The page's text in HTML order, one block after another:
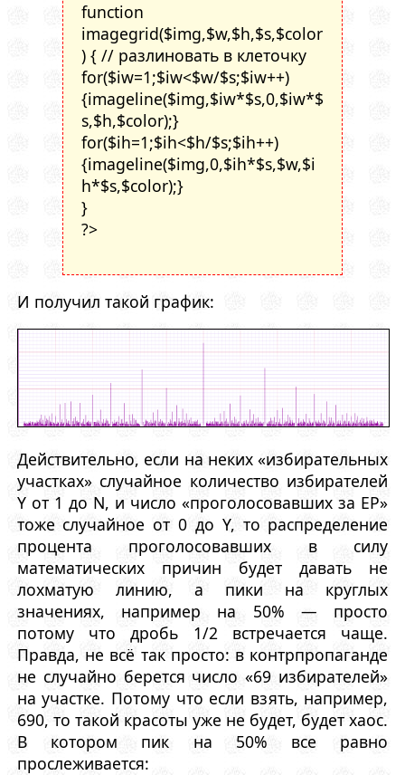
function
imagegrid($img,$w,$h,$s,$color
) { // разлиновать в клеточку
for($iw=1;$iw<$w/$s;$iw++)
{imageline($img,$iw*$s,0,$iw*$
s,$h,$color);}
for($ih=1;$ih<$h/$s;$ih++)
{imageline($img,0,$ih*$s,$w,$i
h*$s,$color);}
}
?>
И получил такой график:
Действительно, если на неких «избирательных
участках» случайное количество избирателей
Y от 1 до N, и число «проголосовавших за ЕР»
тоже случайное от 0 до Y, то распределение
процента проголосовавших в силу
математических причин будет давать не
лохматую линию, а пики на круглых
значениях, например на 50% — просто
потому что дробь 1/2 встречается чаще.
Правда, не всё так просто: в контрпропаганде
не случайно берется число «69 избирателей»
на участке. Потому что если взять, например,
690, то такой красоты уже не будет, будет хаос.
В котором пик на 50% все равно
прослеживается: